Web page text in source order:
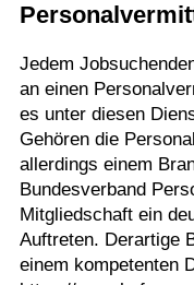
Jedem
an einen
es unter diesen
Gehören die
allerdings einem
Bundesverband
Mitgliedschaft ein
Auftreten. Derartige
einem kompetenten